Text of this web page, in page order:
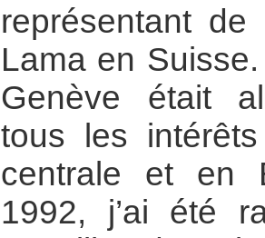
représentant
Lama en
Genève était
tous les
centrale et en
1992, j’ai été